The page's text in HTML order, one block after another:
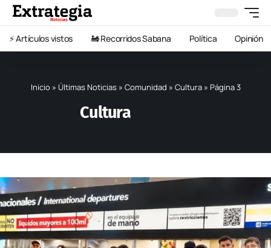
⚡️ Artículos vistos 🚂 Recorridos Sabana Política Opinión
Inicio» Últimas Noticias» Comunidad » Cultura» Página 3
Cultura